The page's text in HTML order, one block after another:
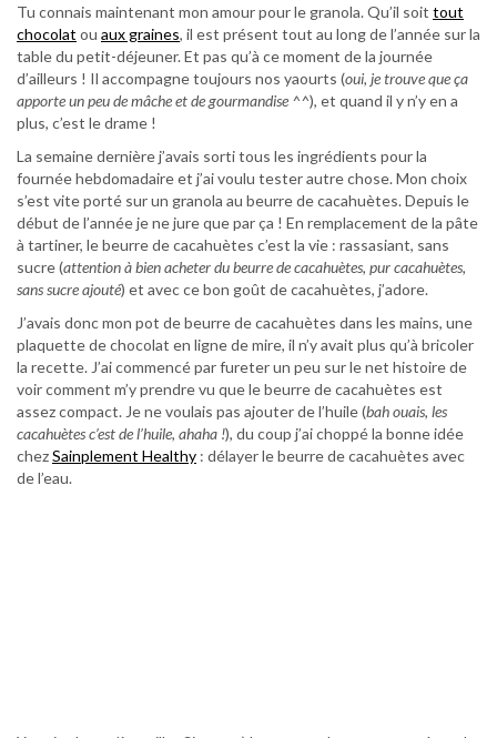
Tu connais maintenant mon amour pour le granola. Qu’il soit tout
chocolat ou aux graines, il est présent tout au long de l’année sur la
table du petit-déjeuner. Et pas qu’à ce moment de la journée
d’ailleurs ! Il accompagne toujours nos yaourts (oui, je trouve que ça
apporte un peu de mâche et de gourmandise ^^), et quand il y n’y en a
plus, c’est le drame !
La semaine dernière j’avais sorti tous les ingrédients pour la
fournée hebdomadaire et j’ai voulu tester autre chose. Mon choix
s’est vite porté sur un granola au beurre de cacahuètes. Depuis le
début de l’année je ne jure que par ça ! En remplacement de la pâte
à tartiner, le beurre de cacahuètes c’est la vie : rassasiant, sans
sucre (attention à bien acheter du beurre de cacahuètes, pur cacahuètes,
sans sucre ajouté) et avec ce bon goût de cacahuètes, j’adore.
J’avais donc mon pot de beurre de cacahuètes dans les mains, une
plaquette de chocolat en ligne de mire, il n’y avait plus qu’à bricoler
la recette. J’ai commencé par fureter un peu sur le net histoire de
voir comment m’y prendre vu que le beurre de cacahuètes est
assez compact. Je ne voulais pas ajouter de l’huile (bah ouais, les
cacahuètes c’est de l’huile, ahaha !), du coup j’ai choppé la bonne idée
chezSainplement Healthy : délayer le beurre de cacahuètes avec
de l’eau.